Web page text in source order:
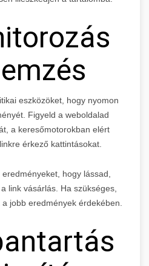
eszközöket, hogy nyomon
Figyeld a weboldalad
a keresőmotorokban elért
érkező kattintásokat.
hogy lássad,
link vásárlás. Ha szükséges,
jobb eredmények érdekében.